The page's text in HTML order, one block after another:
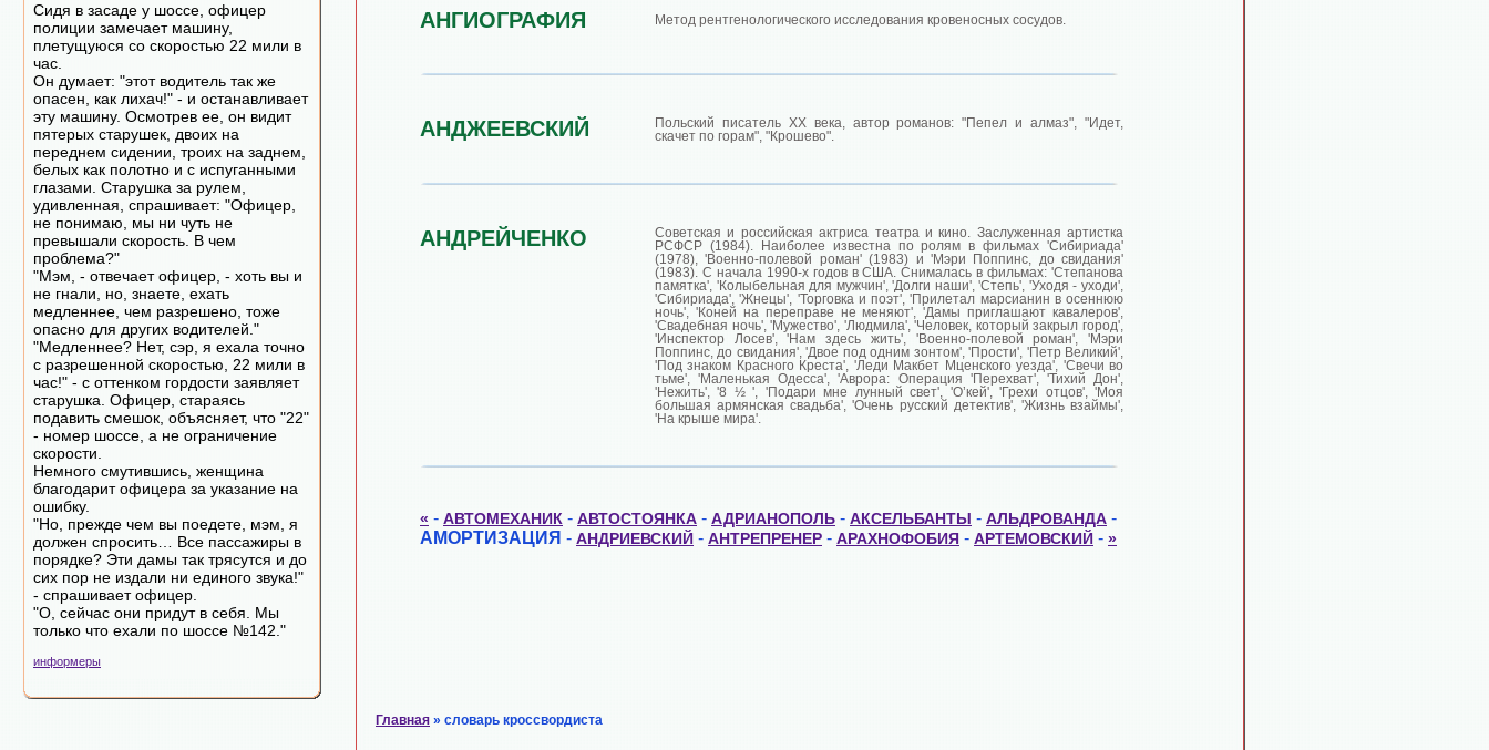
Сидя в засаде у шоссе, офицер
полиции замечает машину,
плетущуюся со скоростью 22 мили в
час.
Он думает: "этот водитель так же
опасен, как лихач!" - и останавливает
эту машину. Осмотрев ее, он видит
пятерых старушек, двоих на
переднем сидении, троих на заднем,
белых как полотно и с испуганными
глазами. Старушка за рулем,
удивленная, спрашивает: "Офицер,
не понимаю, мы ни чуть не
превышали скорость. В чем
проблема?"
"Мэм, - отвечает офицер, - хоть вы и
не гнали, но, знаете, ехать
медленнее, чем разрешено, тоже
опасно для других водителей."
"Медленнее? Нет, сэр, я ехала точно
с разрешенной скоростью, 22 мили в
час!" - с оттенком гордости заявляет
старушка. Офицер, стараясь
подавить смешок, объясняет, что "22"
- номер шоссе, а не ограничение
скорости.
Немного смутившись, женщина
благодарит офицера за указание на
ошибку.
"Но, прежде чем вы поедете, мэм, я
должен спросить… Все пассажиры в
порядке? Эти дамы так трясутся и до
сих пор не издали ни единого звука!"
- спрашивает офицер.
"О, сейчас они придут в себя. Мы
только что ехали по шоссе №142."
информеры
АНГИОГРАФИЯ Метод рентгенологического исследования кровеносных сосудов.
АНДЖЕЕВСКИЙ
Польский писатель ХХ века, автор романов: "Пепел и алмаз", "Идет,
скачет по горам", "Крошево".
АНДРЕЙЧЕНКО
Советская и российская актриса театра и кино. Заслуженная артистка
РСФСР (1984). Наиболее известна по ролям в фильмах 'Сибириада'
(1978), 'Военно-полевой роман' (1983) и 'Мэри Поппинс, до свидания'
(1983). С начала 1990-х годов в США. Снималась в фильмах: 'Степанова
памятка', 'Колыбельная для мужчин', 'Долги наши', 'Степь', 'Уходя - уходи',
'Сибириада', 'Жнецы', 'Торговка и поэт', 'Прилетал марсианин в осеннюю
ночь', 'Коней на переправе не меняют', 'Дамы приглашают кавалеров',
'Свадебная ночь', 'Мужество', 'Людмила', 'Человек, который закрыл город',
'Инспектор Лосев', 'Нам здесь жить', 'Военно-полевой роман', 'Мэри
Поппинс, до свидания', 'Двое под одним зонтом', 'Прости', 'Петр Великий',
'Под знаком Красного Креста', 'Леди Макбет Мценского уезда', 'Свечи во
тьме', 'Маленькая Одесса', 'Аврора: Операция 'Перехват', 'Тихий Дон',
'Нежить', '8 ½ ', 'Подари мне лунный свет', 'О’кей', 'Грехи отцов', 'Моя
большая армянская свадьба', 'Очень русский детектив', 'Жизнь взаймы',
'На крыше мира'.
« - АВТОМЕХАНИК - АВТОСТОЯНКА - АДРИАНОПОЛЬ - АКСЕЛЬБАНТЫ - АЛЬДРОВАНДА -
АМОРТИЗАЦИЯ - АНДРИЕВСКИЙ - АНТРЕПРЕНЕР - АРАХНОФОБИЯ - АРТЕМОВСКИЙ - »
Главная » словарь кроссвордиста